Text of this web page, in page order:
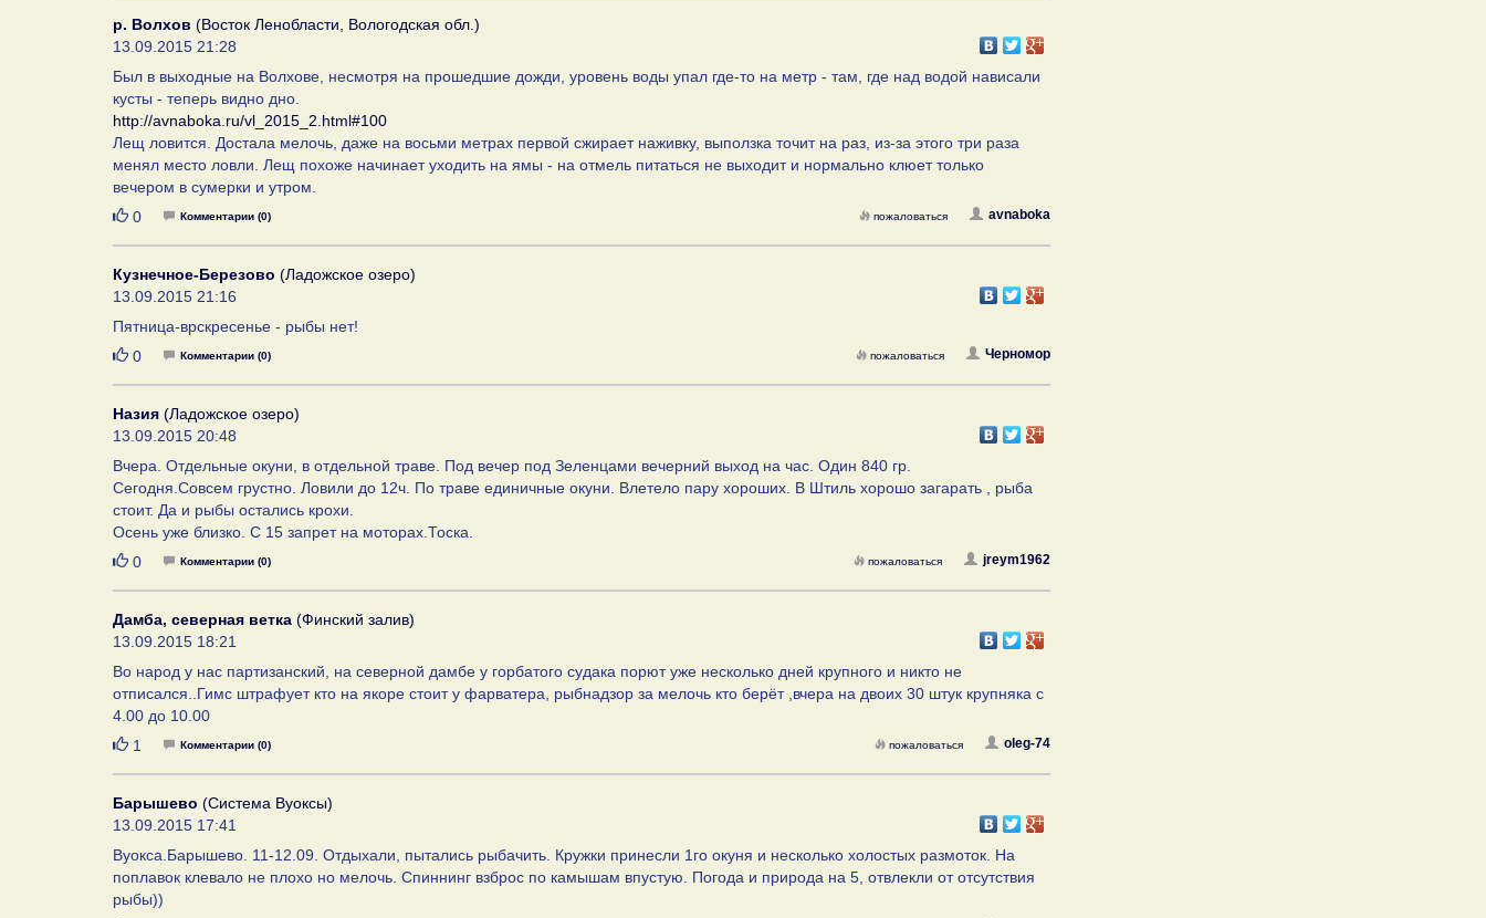
р. Волхов (Восток Ленобласти, Вологодская обл.)
13.09.2015 21:28
Был в выходные на Волхове, несмотря на прошедшие дожди, уровень воды упал где-то на метр - там, где над водой нависали
кусты - теперь видно дно.
http://avnaboka.ru/vl_2015_2.html#100
Лещ ловится. Достала мелочь, даже на восьми метрах первой сжирает наживку, выползка точит на раз, из-за этого три раза
менял место ловли. Лещ похоже начинает уходить на ямы - на отмель питаться не выходит и нормально клюет только
вечером в сумерки и утром.
Нравится
0 Комментарии (0) avnaboka
пожаловаться
Кузнечное-Березово (Ладожское озеро)
13.09.2015 21:16
Пятница-врскресенье - рыбы нет!
Нравится
0 Комментарии (0) Черномор
пожаловаться
Назия (Ладожское озеро)
13.09.2015 20:48
Вчера. Отдельные окуни, в отдельной траве. Под вечер под Зеленцами вечерний выход на час. Один 840 гр.
Сегодня.Совсем грустно. Ловили до 12ч. По траве единичные окуни. Влетело пару хороших. В Штиль хорошо загарать , рыба
стоит. Да и рыбы остались крохи.
Осень уже близко. С 15 запрет на моторах.Тоска.
Нравится
0 Комментарии (0) jreym1962
пожаловаться
Дамба, северная ветка (Финский залив)
13.09.2015 18:21
Во народ у нас партизанский, на северной дамбе у горбатого судака порют уже несколько дней крупного и никто не
отписался..Гимс штрафует кто на якоре стоит у фарватера, рыбнадзор за мелочь кто берёт ,вчера на двоих 30 штук крупняка с
4.00 до 10.00
Нравится
1 Комментарии (0) oleg-74
пожаловаться
Барышево (Система Вуоксы)
13.09.2015 17:41
Вуокса.Барышево. 11-12.09. Отдыхали, пытались рыбачить. Кружки принесли 1го окуня и несколько холостых размоток. На
поплавок клевало не плохо но мелочь. Спиннинг взброс по камышам впустую. Погода и природа на 5, отвлекли от отсутствия
рыбы))